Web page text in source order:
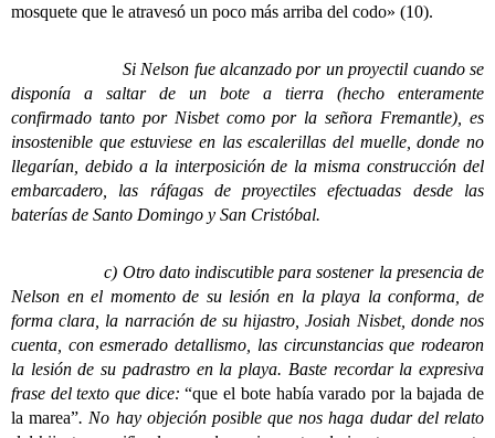
mosquete que le atravesó un poco más arriba del codo» (10).
Si Nelson fue alcanzado por un proyectil cuando se
disponía a saltar de un bote a tierra (hecho enteramente
confirmado tanto por Nisbet como por la señora Fremantle), es
insostenible que estuviese en las escalerillas del muelle, donde no
llegarían, debido a la interposición de la misma construcción del
embarcadero, las ráfagas de proyectiles efectuadas desde las
baterías de Santo Domingo y San Cristóbal.
c) Otro dato indiscutible para sostener la presencia de
Nelson en el momento de su lesión en la playa la conforma, de
forma clara, la narración de su hijastro, Josiah Nisbet, donde nos
cuenta, con esmerado detallismo, las circunstancias que rodearon
la lesión de su padrastro en la playa. Baste recordar la expresiva
frase del texto que dice:“que el bote había varado por la bajada de
la marea”. No hay objeción posible que nos haga dudar del relato